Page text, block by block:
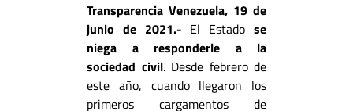
Transparencia Venezuela, 19 de
junio de 2021.- El Estadose
niega a responderle a la
sociedad civil. Desde febrero de
este año, cuando llegaron los
primeros cargamentos de